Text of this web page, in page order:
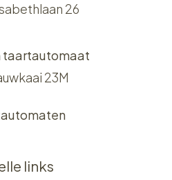
26
taartautomaat
23M
links